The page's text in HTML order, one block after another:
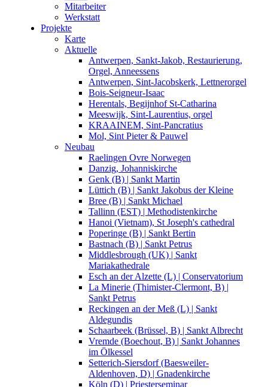
Mitarbeiter
Werkstatt
Projekte
Karte
Aktuelle
Antwerpen, Sankt-Jakob, Restaurierung,
Orgel, Anneessens
Antwerpen, Sint-Jacobskerk, Lettnerorgel
Bois-Seigneur-Isaac
Herentals, Begijnhof St-Catharina
Meeswijk, Sint-Laurentius, orgel
KRAAINEM, Sint-Pancratius
Mol, Sint Pieter & Pauwel
Neubau
Raelingen Ovre Norwegen
Danzig, Johanniskirche
Genk (B) | Sankt Martin
Lüttich (B) | Sankt Jakobus der Kleine
Bree (B) | Sankt Michael
Tallinn (EST) | Methodistenkirche
Hanoi (Vietnam), St Joseph's cathedral
Poperinge (B) | Sankt Bertin
Bastnach (B) | Sankt Petrus
Middlesbrough (UK) | Sankt
Mariakathedrale
Esch an der Alzette (L) | Conservatorium
La Minerie (Thimister-Clermont, B) |
Sankt Petrus
Reckingen an der Meß (L) | Sankt
Aldegundis
Schaarbeek (Brüssel, B) | Sankt Albrecht
Vremde (Boechout, B) | Sankt Johannes
im Ölkessel
Setterich-Siersdorf (Baesweiler-
Aldenhoven, D) | Gnadenkirche
Köln (D) | Priesterseminar